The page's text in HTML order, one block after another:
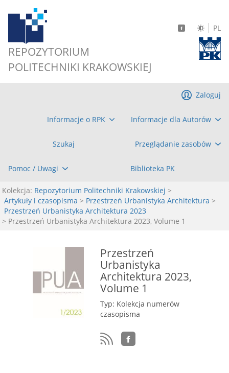
REPOZYTORIUM
POLITECHNIKI KRAKOWSKIEJ
PL
Informacje o RPK Informacje dla Autorów
Szukaj Przeglądanie zasobów
Pomoc / Uwagi Biblioteka PK
Zaloguj
Kolekcja: Repozytorium Politechniki Krakowskiej >
Artykuły i czasopisma > Przestrzeń Urbanistyka Architektura >
Przestrzeń Urbanistyka Architektura 2023
> Przestrzeń Urbanistyka Architektura 2023, Volume 1
Przestrzeń
Urbanistyka
Architektura 2023,
Volume 1
Typ: Kolekcja numerów
czasopisma